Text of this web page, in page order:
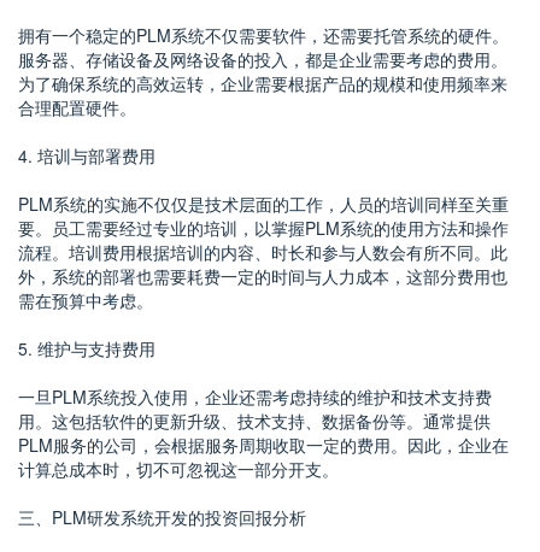
拥有一个稳定的PLM系统不仅需要软件，还需要托管系统的硬件。
服务器、存储设备及网络设备的投入，都是企业需要考虑的费用。
为了确保系统的高效运转，企业需要根据产品的规模和使用频率来
合理配置硬件。
4. 培训与部署费用
PLM系统的实施不仅仅是技术层面的工作，人员的培训同样至关重
要。员工需要经过专业的培训，以掌握PLM系统的使用方法和操作
流程。培训费用根据培训的内容、时长和参与人数会有所不同。此
外，系统的部署也需要耗费一定的时间与人力成本，这部分费用也
需在预算中考虑。
5. 维护与支持费用
一旦PLM系统投入使用，企业还需考虑持续的维护和技术支持费
用。这包括软件的更新升级、技术支持、数据备份等。通常提供
PLM服务的公司，会根据服务周期收取一定的费用。因此，企业在
计算总成本时，切不可忽视这一部分开支。
三、PLM研发系统开发的投资回报分析